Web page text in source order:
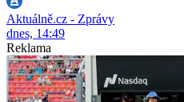
Aktuálně.cz - Zprávy
dnes, 14:49
Reklama